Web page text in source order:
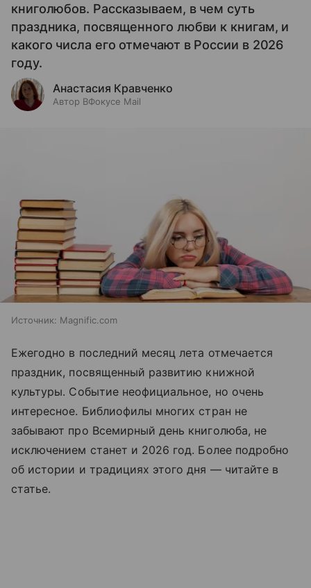
книголюбов. Рассказываем, в чем суть
праздника, посвященного любви к книгам, и
какого числа его отмечают в России в 2026
году.
Анастасия Кравченко
Автор ВФокусе Mail
Источник: Magnific.com
Ежегодно в последний месяц лета отмечается
праздник, посвященный развитию книжной
культуры. Событие неофициальное, но очень
интересное. Библиофилы многих стран не
забывают про Всемирный день книголюба, не
исключением станет и 2026 год. Более подробно
об истории и традициях этого дня — читайте в
статье.